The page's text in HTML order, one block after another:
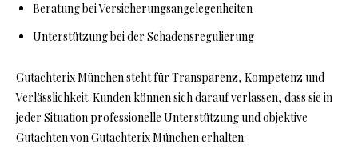
Beratung bei Versicherungsangelegenheiten
Unterstützung bei der Schadensregulierung
Gutachterix München steht für Transparenz, Kompetenz und
Verlässlichkeit. Kunden können sich darauf verlassen, dass sie in
jeder Situation professionelle Unterstützung und objektive
Gutachten von Gutachterix München erhalten.